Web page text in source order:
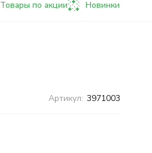
Товары по акции Новинки
Артикул: 3971003